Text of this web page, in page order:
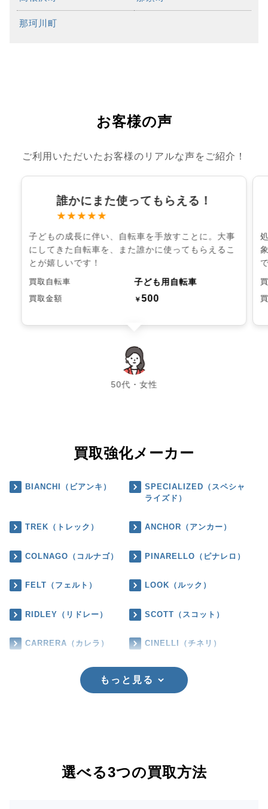
那珂川町
お客様の声
ご利用いただいたお客様のリアルな声をご紹介！
誰かにまた使ってもらえる！
★★★★★
子どもの成長に伴い、自転車を手放すことに。大事
にしてきた自転車を、また誰かに使ってもらえるこ
とが嬉しいです！
買取自転車 子ども用自転車
買取金額 ￥500
50代・女性
chevron_left chevron_right
買取強化メーカー
BIANCHI（ビアンキ）
SPECIALIZED（スペシャ
ライズド）
TREK（トレック） ANCHOR（アンカー）
COLNAGO（コルナゴ） PINARELLO（ピナレロ）
FELT（フェルト） LOOK（ルック）
RIDLEY（リドレー） SCOTT（スコット）
CARRERA（カレラ） CINELLI（チネリ）
もっと見る
選べる3つの買取方法